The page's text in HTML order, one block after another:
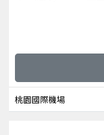
桃園國際機場